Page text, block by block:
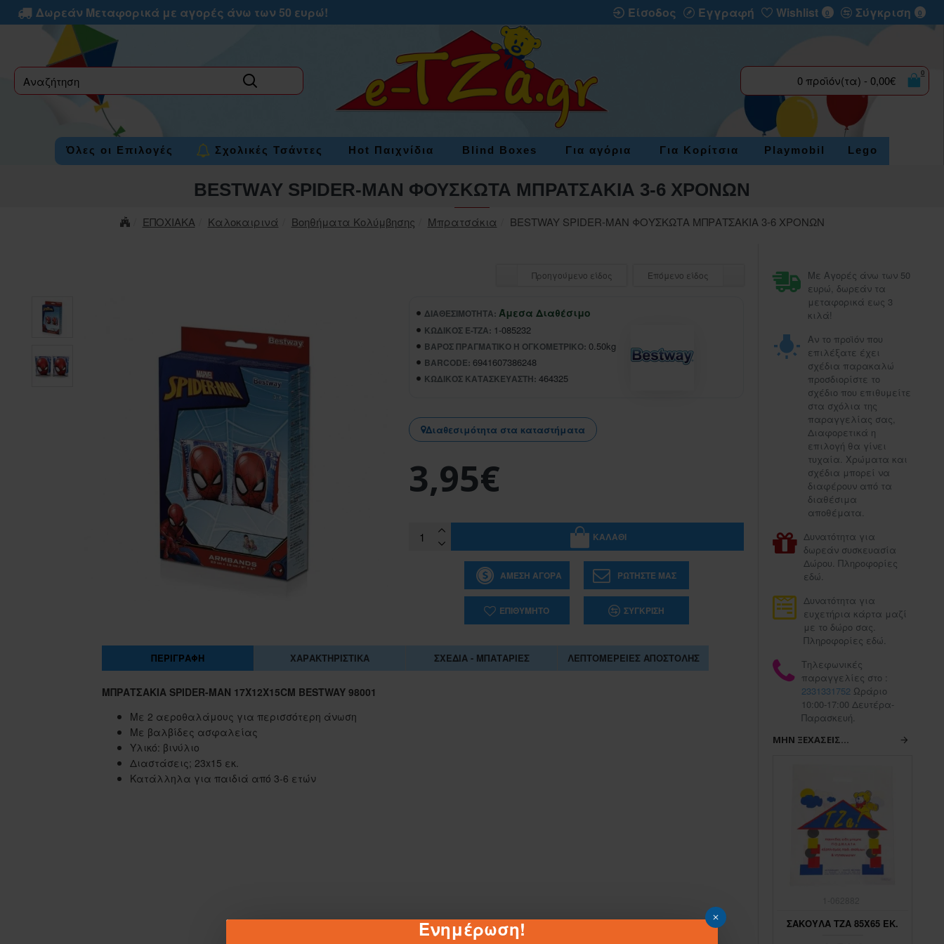
Ενημέρωση!
Δωρεάν Μεταφορικά με αγορές άνω των 50 ευρώ! Είσοδος Εγγραφή Wishlist 0 Σύγκριση 0
label 0 προϊόν(τα) - 0,00€
0
Όλες οι Επιλογές Σχολικές Τσάντες Hot Παιχνίδια Blind Boxes Για αγόρια Για Κορίτσια Playmobil Lego
ΕΠΟΧΙΑΚΑ Καλοκαιρινά Βοηθήματα Κολύμβησης Μπρατσάκια BESTWAY SPIDER-MAN ΦΟΥΣΚΩΤΑ ΜΠΡΑΤΣΑΚΙΑ 3-6 ΧΡΟΝΩΝ
BESTWAY SPIDER-MAN ΦΟΥΣΚΩΤΑ ΜΠΡΑΤΣΑΚΙΑ 3-6 ΧΡΟΝΩΝ
Προηγούμενο είδος Επόμενο είδος
ΔΙΑΘΕΣΙΜΌΤΗΤΑ: Άμεσα Διαθέσιμο
ΚΩΔΙΚΌΣ E-TZA: 1-085232
ΒΆΡΟΣ ΠΡΑΓΜΑΤΙΚΌ Ή ΟΓΚΟΜΕΤΡΙΚΌ: 0.50kg
BARCODE: 6941607386248
ΚΩΔΙΚΌΣ ΚΑΤΑΣΚΕΥΑΣΤΉ: 464325
Διαθεσιμότητα στα καταστήματα
3,95€
ΚΑΛΆΘΙ
ΆΜΕΣΗ ΑΓΟΡΆ ΡΩΤΉΣΤΕ ΜΑΣ
ΕΠΙΘΥΜΗΤΌ ΣΎΓΚΡΙΣΗ
ΠΕΡΙΓΡΑΦΉ ΧΑΡΑΚΤΗΡΙΣΤΙΚΆ ΣΧΈΔΙΑ - ΜΠΑΤΑΡΊΕΣ ΛΕΠΤΟΜΈΡΕΙΕΣ ΑΠΟΣΤΟΛΉΣ
ΜΠΡΑΤΣΆΚΙΑ SPIDER-MAN 17X12X15CM BESTWAY 98001
Με 2 αεροθαλάμους για περισσότερη άνωση
Με βαλβίδες ασφαλείας
Υλικό: βινύλιο
Διαστάσεις; 23x15 εκ.
Κατάλληλα για παιδιά από 3-6 ετών
Με Αγορές άνω των 50
ευρώ, δωρεάν τα
μεταφορικά εως 3
κιλά!
Αν το προϊόν που
επιλέξατε έχει
σχέδια παρακαλώ
προσδιορίστε το
σχέδιο που επιθυμείτε
στα σχόλια της
παραγγελίας σας,
Διαφορετικά η
επιλογή θα γίνει
τυχαία. Χρώματα και
σχέδια μπορεί να
διαφέρουν από τα
διαθέσιμα
αποθέματα.
Δυνατότητα για
δωρεάν συσκευασία
Δώρου. Πληροφορίες
εδώ.
Δυνατότητα για
ευχετήρια κάρτα μαζί
με το δώρο σας.
Πληροφορίες εδώ.
Τηλεφωνικές
παραγγελίες στο :
2331331752 Ωράριο
10:00-17:00 Δευτέρα-
Παρασκευή.
ΜΗΝ ΞΕΧΆΣΕΙΣ...
ΣΑΚΟΥΛΑ ΤΖΑ 45Χ55 ΕΚ. ΣΑΚΟΥΛΑ ΤΖΑ 45Χ65 ΕΚ. ΣΑΚΟΥΛΑ ΤΖΑ 85Χ65 ΕΚ.